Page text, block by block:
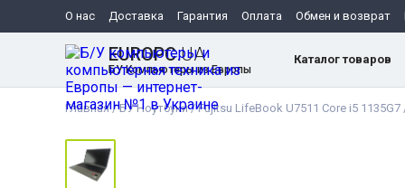
О нас Доставка Гарантия Оплата Обмен и возврат
EUROPC.UA
БУ Компьютеры из Европы
Каталог товаров
Главная/БУ Ноутбуки/Fujitsu LifeBook U7511 Core i5 1135G7